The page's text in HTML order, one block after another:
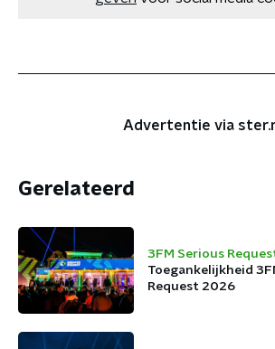
Advertentie via
Gerelateerd
3FM Serious
Toegankelijkheid
Request 2026